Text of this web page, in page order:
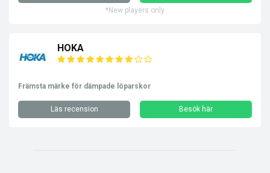
*New players only
HOKA
Främsta märke för dämpade löparskor
Läs recension Besök här